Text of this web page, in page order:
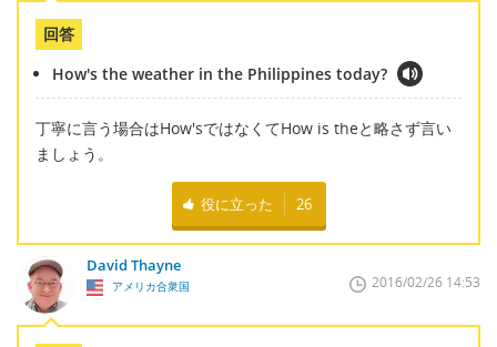
回答
How's the weather in the Philippines today?
丁寧に言う場合はHow'sではなくてHow is theと略さず言い
ましょう。
役に立った 26
David Thayne
アメリカ合衆国 2016/02/26 14:53